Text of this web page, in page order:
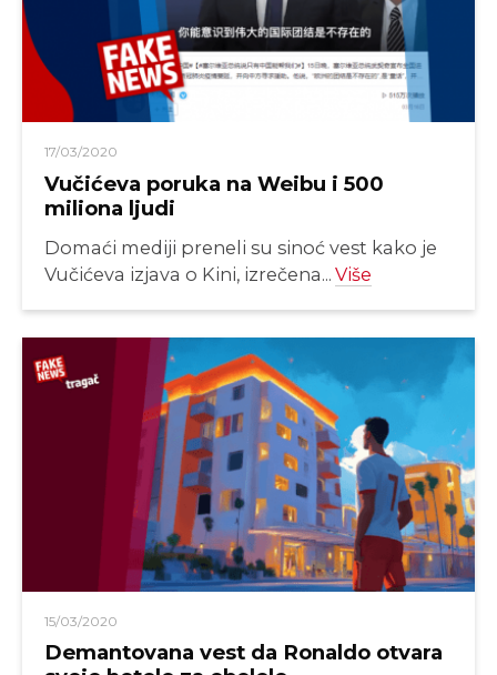
17/03/2020
Vučićeva poruka na Weibu i 500
miliona ljudi
Domaći mediji preneli su sinoć vest kako je
Vučićeva izjava o Kini, izrečena... Više
15/03/2020
Demantovana vest da Ronaldo otvara